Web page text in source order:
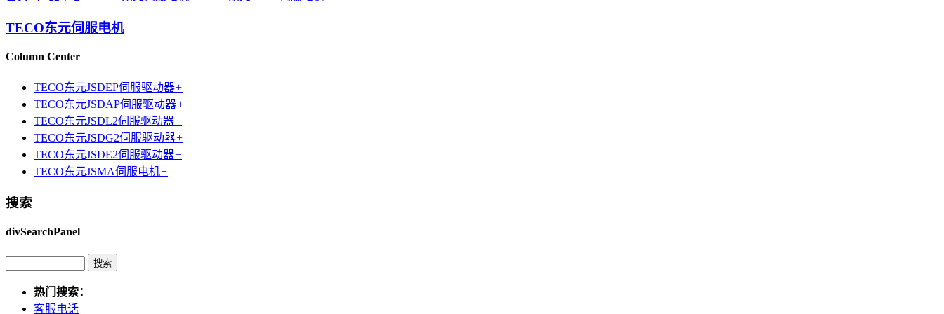
TECO东元伺服电机
Column Center
TECO东元JSDEP伺服驱动器+
TECO东元JSDAP伺服驱动器+
TECO东元JSDL2伺服驱动器+
TECO东元JSDG2伺服驱动器+
TECO东元JSDE2伺服驱动器+
TECO东元JSMA伺服电机+
搜索
divSearchPanel
热门搜索：
客服电话